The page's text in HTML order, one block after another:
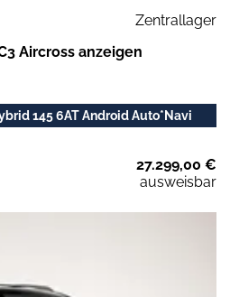
Zentrallager
Aircross anzeigen
145 6AT Android Auto*Navi
27.299,00 €
ausweisbar